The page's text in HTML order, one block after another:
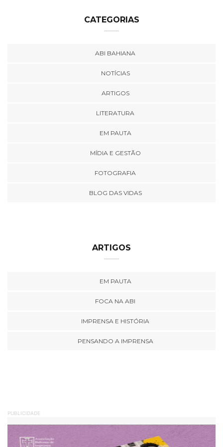
CATEGORIAS
ABI BAHIANA
NOTÍCIAS
ARTIGOS
LITERATURA
EM PAUTA
MÍDIA E GESTÃO
FOTOGRAFIA
BLOG DAS VIDAS
ARTIGOS
EM PAUTA
FOCA NA ABI
IMPRENSA E HISTÓRIA
PENSANDO A IMPRENSA
PUBLICIDADE